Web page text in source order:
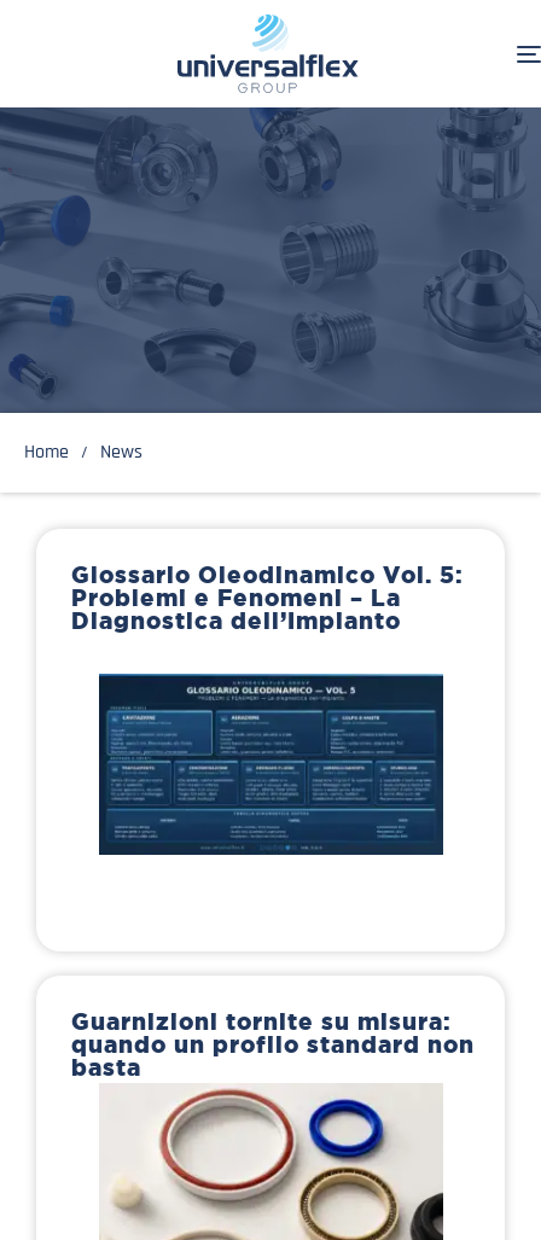
Home News
Glossario Oleodinamico Vol. 5:
Problemi e Fenomeni – La
Diagnostica dell’Impianto
Guarnizioni tornite su misura:
quando un profilo standard non
basta